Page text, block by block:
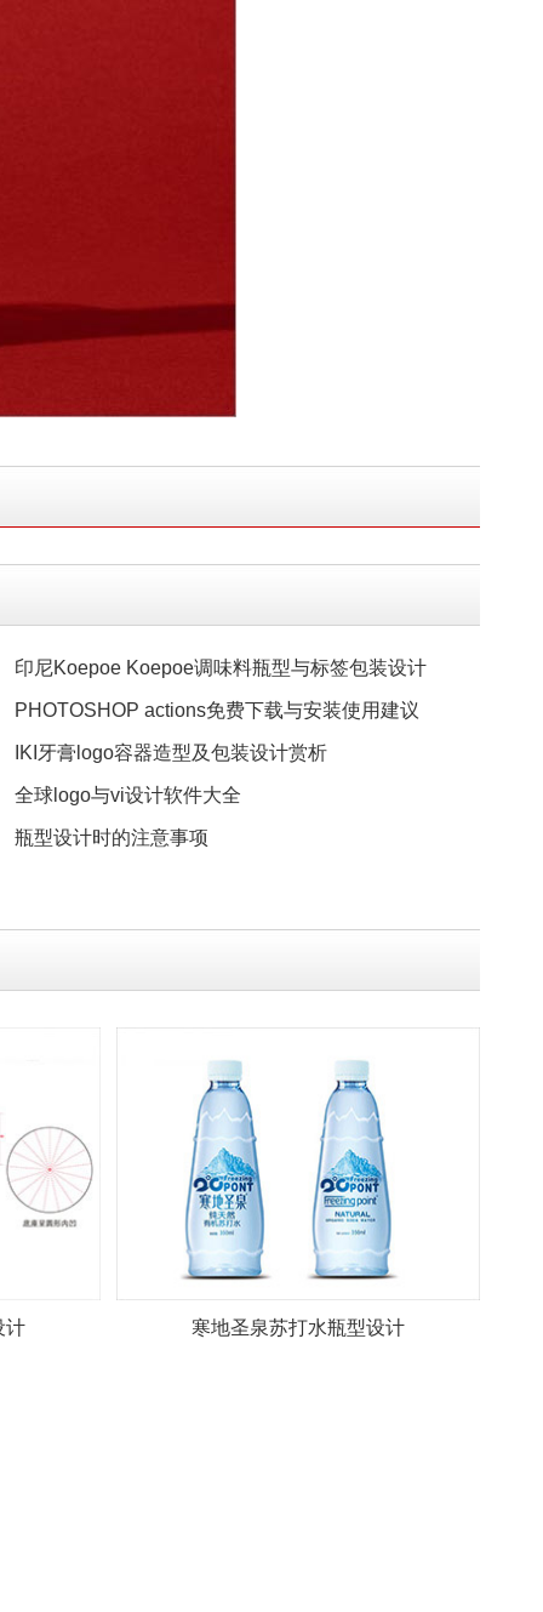
印尼Koepoe Koepoe调味料瓶型与标签包装设计
PHOTOSHOP actions免费下载与安装使用建议
IKI牙膏logo容器造型及包装设计赏析
全球logo与vi设计软件大全
瓶型设计时的注意事项
计 寒地圣泉苏打水瓶型设计